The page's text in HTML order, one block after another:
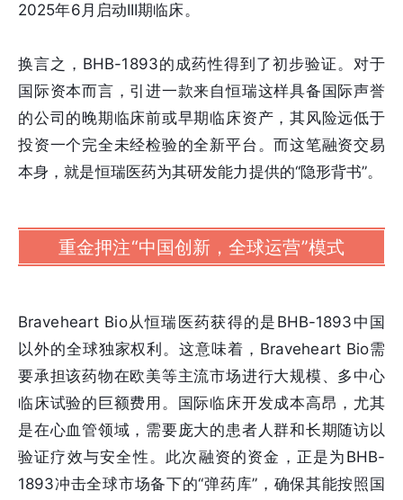
2025年6月启动III期临床。
换言之，BHB-1893的成药性得到了初步验证。对于
国际资本而言，引进一款来自恒瑞这样具备国际声誉
的公司的晚期临床前或早期临床资产，其风险远低于
投资一个完全未经检验的全新平台。而这笔融资交易
本身，就是恒瑞医药为其研发能力提供的“隐形背书”。
重金押注“中国创新，全球运营”模式
Braveheart Bio从恒瑞医药获得的是BHB-1893中国
以外的全球独家权利。这意味着，Braveheart Bio需
要承担该药物在欧美等主流市场进行大规模、多中心
临床试验的巨额费用。国际临床开发成本高昂，尤其
是在心血管领域，需要庞大的患者人群和长期随访以
验证疗效与安全性。此次融资的资金，正是为BHB-
1893冲击全球市场备下的“弹药库”，确保其能按照国